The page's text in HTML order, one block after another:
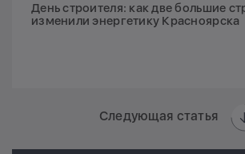
День строителя: как две большие
изменили энергетику Красноярска
Следующая статья